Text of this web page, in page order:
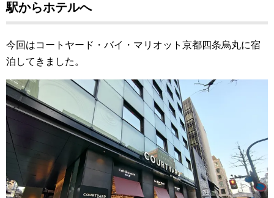
駅からホテルへ
今回はコートヤード・バイ・マリオット京都四条烏丸に宿
泊してきました。